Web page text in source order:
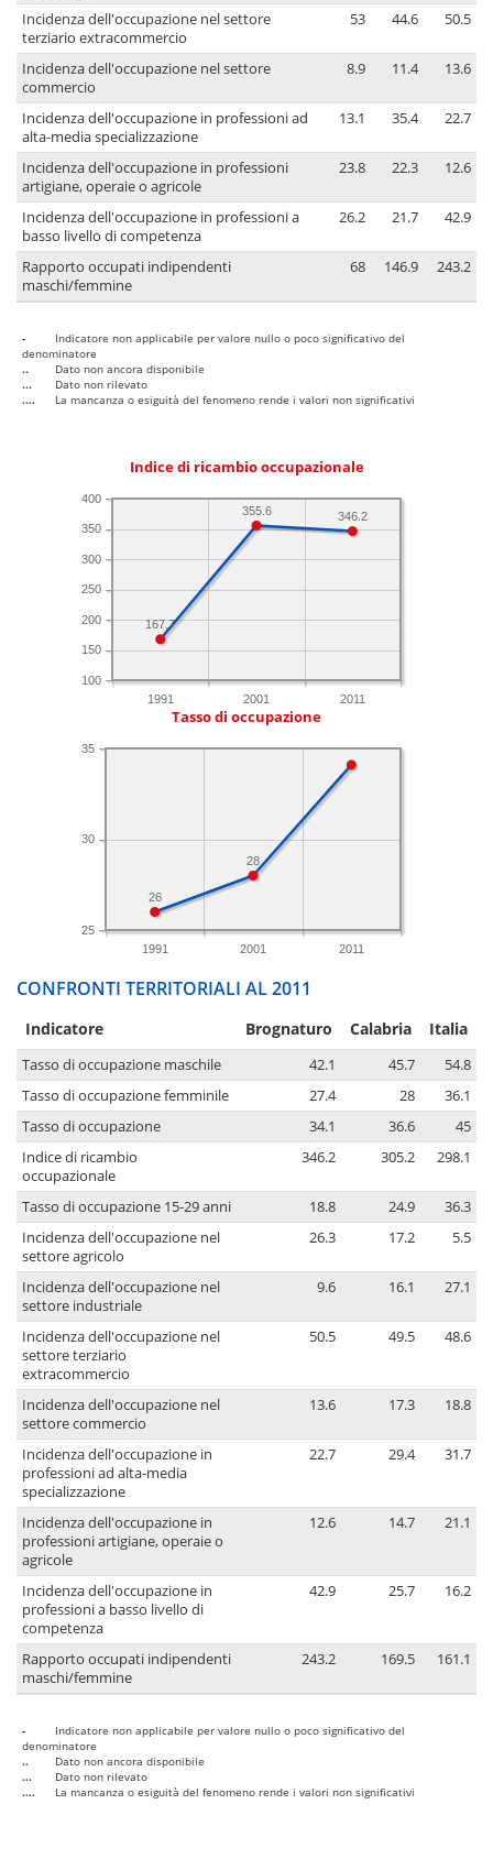
Incidenza dell'occupazione nel settore
terziario extracommercio
53 44.6 50.5
Incidenza dell'occupazione nel settore
commercio
8.9 11.4 13.6
Incidenza dell'occupazione in professioni ad
alta-media specializzazione
13.1 35.4 22.7
Incidenza dell'occupazione in professioni
artigiane, operaie o agricole
23.8 22.3 12.6
Incidenza dell'occupazione in professioni a
basso livello di competenza
26.2 21.7 42.9
Rapporto occupati indipendenti
maschi/femmine
68 146.9 243.2
-
Indicatore non applicabile per valore nullo o poco significativo del
denominatore
..
Dato non ancora disponibile
...
Dato non rilevato
....
La mancanza o esiguità del fenomeno rende i valori non significativi
Indice di ricambio occupazionale
1991 2001 2011
100
150
200
250
300
350
400
346.2
355.6
167.7
Tasso di occupazione
1991 2001 2011
25
30
35
28
26
CONFRONTI TERRITORIALI AL 2011
Indicatore Brognaturo Calabria Italia
Tasso di occupazione maschile 42.1 45.7
54.8
Tasso di occupazione femminile
27.4 28
36.1
Tasso di occupazione
34.1 36.6
45
Indice di ricambio
occupazionale
346.2 305.2 298.1
Tasso di occupazione 15-29 anni 18.8 24.9
36.3
Incidenza dell'occupazione nel
settore agricolo
26.3 17.2 5.5
Incidenza dell'occupazione nel
settore industriale
9.6 16.1 27.1
Incidenza dell'occupazione nel
settore terziario
extracommercio
50.5 49.5 48.6
Incidenza dell'occupazione nel
settore commercio
13.6 17.3 18.8
Incidenza dell'occupazione in
professioni ad alta-media
specializzazione
22.7 29.4 31.7
Incidenza dell'occupazione in
professioni artigiane, operaie o
agricole
12.6 14.7 21.1
Incidenza dell'occupazione in
professioni a basso livello di
competenza
42.9 25.7 16.2
Rapporto occupati indipendenti
maschi/femmine
243.2 169.5 161.1
-
Indicatore non applicabile per valore nullo o poco significativo del
denominatore
..
Dato non ancora disponibile
...
Dato non rilevato
....
La mancanza o esiguità del fenomeno rende i valori non significativi